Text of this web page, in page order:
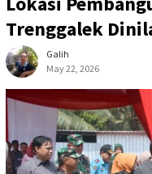
Trenggalek
Galih
May 22, 2026